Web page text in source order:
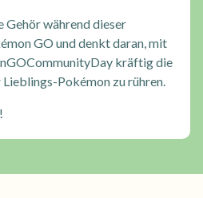
Gehör während dieser
GO und denkt daran, mit
kräftig die
Pokémon zu rühren.